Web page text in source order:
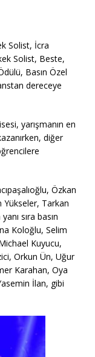
Solist, İcra
Solist, Beste,
Basın Özel
dereceye
yarışmanın en
diğer
Özkan
Yükseler, Tarkan
sıra basın
Koloğlu, Selim
Kuyucu,
Orkun Ün, Uğur
Karahan, Oya
İlan, gibi